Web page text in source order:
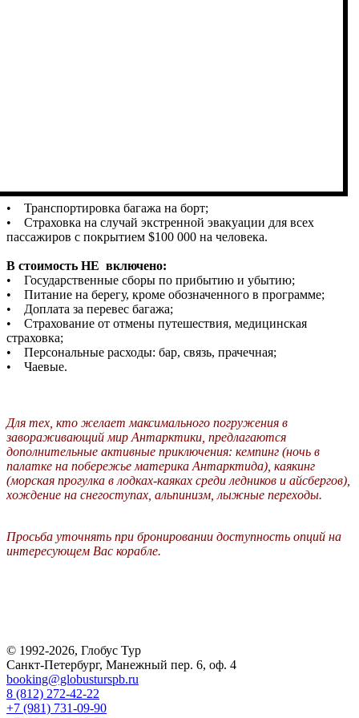
• Транспортировка багажа на борт;
• Страховка на случай экстренной эвакуации для всех
пассажиров с покрытием $100 000 на человека.
В стоимость НЕ включено:
• Государственные сборы по прибытию и убытию;
• Питание на берегу, кроме обозначенного в программе;
• Доплата за перевес багажа;
• Страхование от отмены путешествия, медицинская
страховка;
• Персональные расходы: бар, связь, прачечная;
• Чаевые.
Для тех, кто желает максимального погружения в
завораживающий мир Антарктики, предлагаются
дополнительные активные приключения: кемпинг (ночь в
палатке на побережье материка Антарктида), каякинг
(морская прогулка в лодках-каяках среди ледников и айсбергов),
хождение на снегоступах, альпинизм, лыжные переходы.
Просьба уточнять при бронировании доступность опций на
интересующем Вас корабле.
© 1992-2026, Глобус Тур
Санкт-Петербург, Манежный пер. 6, оф. 4
booking@globusturspb.ru
8 (812) 272-42-22
+7 (981) 731-09-90